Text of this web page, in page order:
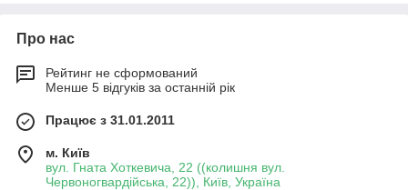
Про нас
Рейтинг не сформований
Менше 5 відгуків за останній рік
Працює з 31.01.2011
м. Київ
вул. Гната Хоткевича, 22 ((колишня вул.
Червоногвардійська, 22)), Київ, Україна